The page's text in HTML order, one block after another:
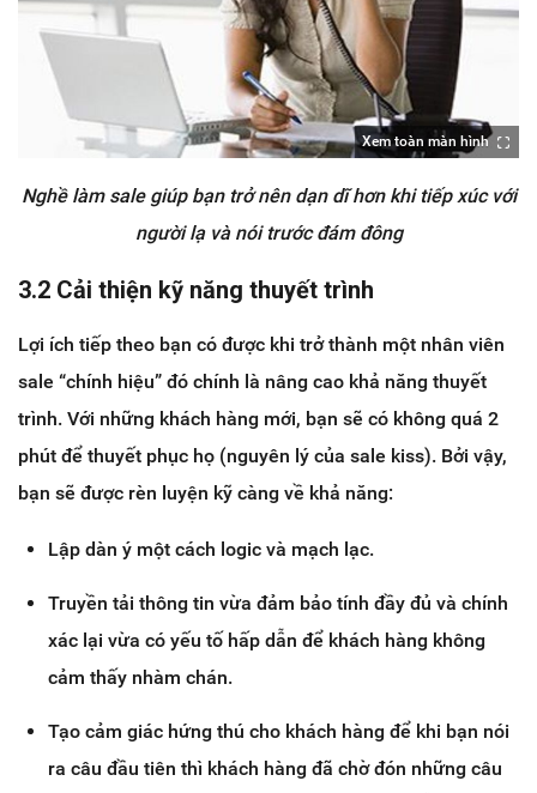
Xem toàn màn hình
Nghề làm sale giúp bạn trở nên dạn dĩ hơn khi tiếp xúc với
người lạ và nói trước đám đông
3.2 Cải thiện kỹ năng thuyết trình
Lợi ích tiếp theo bạn có được khi trở thành một nhân viên
sale “chính hiệu” đó chính là nâng cao khả năng thuyết
trình. Với những khách hàng mới, bạn sẽ có không quá 2
phút để thuyết phục họ (nguyên lý của sale kiss). Bởi vậy,
bạn sẽ được rèn luyện kỹ càng về khả năng:
Lập dàn ý một cách logic và mạch lạc.
Truyền tải thông tin vừa đảm bảo tính đầy đủ và chính
xác lại vừa có yếu tố hấp dẫn để khách hàng không
cảm thấy nhàm chán.
Tạo cảm giác hứng thú cho khách hàng để khi bạn nói
ra câu đầu tiên thì khách hàng đã chờ đón những câu